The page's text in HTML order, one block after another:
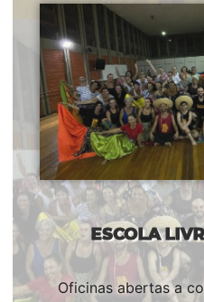
ESCOLA
Oficinas abertas a